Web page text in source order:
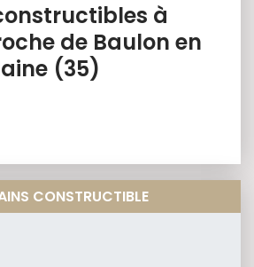
à
de Baulon en
(35)
CONSTRUCTIBLE